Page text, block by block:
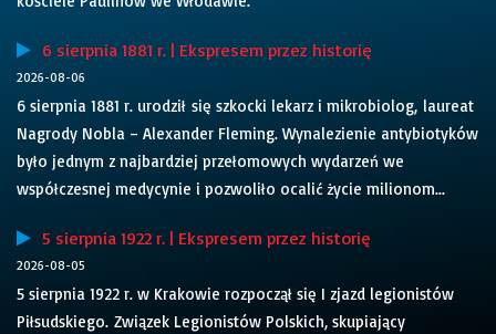
6 sierpnia 1881 r. | Ekspresem przez historię
2026-08-06
6 sierpnia 1881 r. urodził się szkocki lekarz i mikrobiolog, laureat
Nagrody Nobla – Alexander Fleming. Wynalezienie antybiotyków
było jednym z najbardziej przełomowych wydarzeń we
współczesnej medycynie i pozwoliło ocalić życie milionom...
5 sierpnia 1922 r. | Ekspresem przez historię
2026-08-05
5 sierpnia 1922 r. w Krakowie rozpoczął się I zjazd legionistów
Piłsudskiego. Związek Legionistów Polskich, skupiający